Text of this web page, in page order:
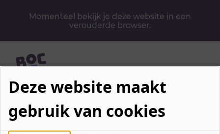
Momenteel bekijk je deze website in een
verouderde browser.
Mbo-opleidingen
Werken & Leren
Deze website maakt
gebruik van cookies